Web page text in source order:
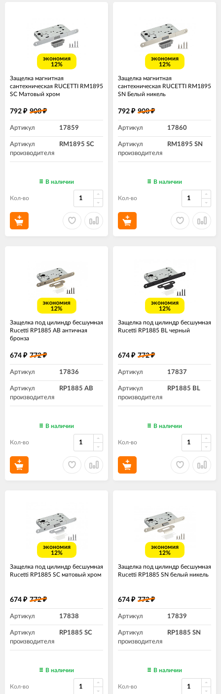
экономия
12%
Защелка магнитная
сантехническая RUCETTI RM1895
SC Матовый хром
792 ₽ 908₽
Артикул 17859
Артикул
производителя
RM1895 SC
В наличии
Кол-во
экономия
12%
Защелка магнитная
сантехническая RUCETTI RM1895
SN Белый никель
792 ₽ 908₽
Артикул 17860
Артикул
производителя
RM1895 SN
В наличии
Кол-во
экономия
12%
Защелка под цилиндр бесшумная
Rucetti RP1885 AB античная
бронза
674 ₽ 772₽
Артикул 17836
Артикул
производителя
RP1885 AB
В наличии
Кол-во
экономия
12%
Защелка под цилиндр бесшумная
Rucetti RP1885 BL черный
674 ₽ 772₽
Артикул 17837
Артикул
производителя
RP1885 BL
В наличии
Кол-во
экономия
12%
Защелка под цилиндр бесшумная
Rucetti RP1885 SC матовый хром
674 ₽ 772₽
Артикул 17838
Артикул
производителя
RP1885 SC
В наличии
Кол-во
экономия
12%
Защелка под цилиндр бесшумная
Rucetti RP1885 SN белый никель
674 ₽ 772₽
Артикул 17839
Артикул
производителя
RP1885 SN
В наличии
Кол-во